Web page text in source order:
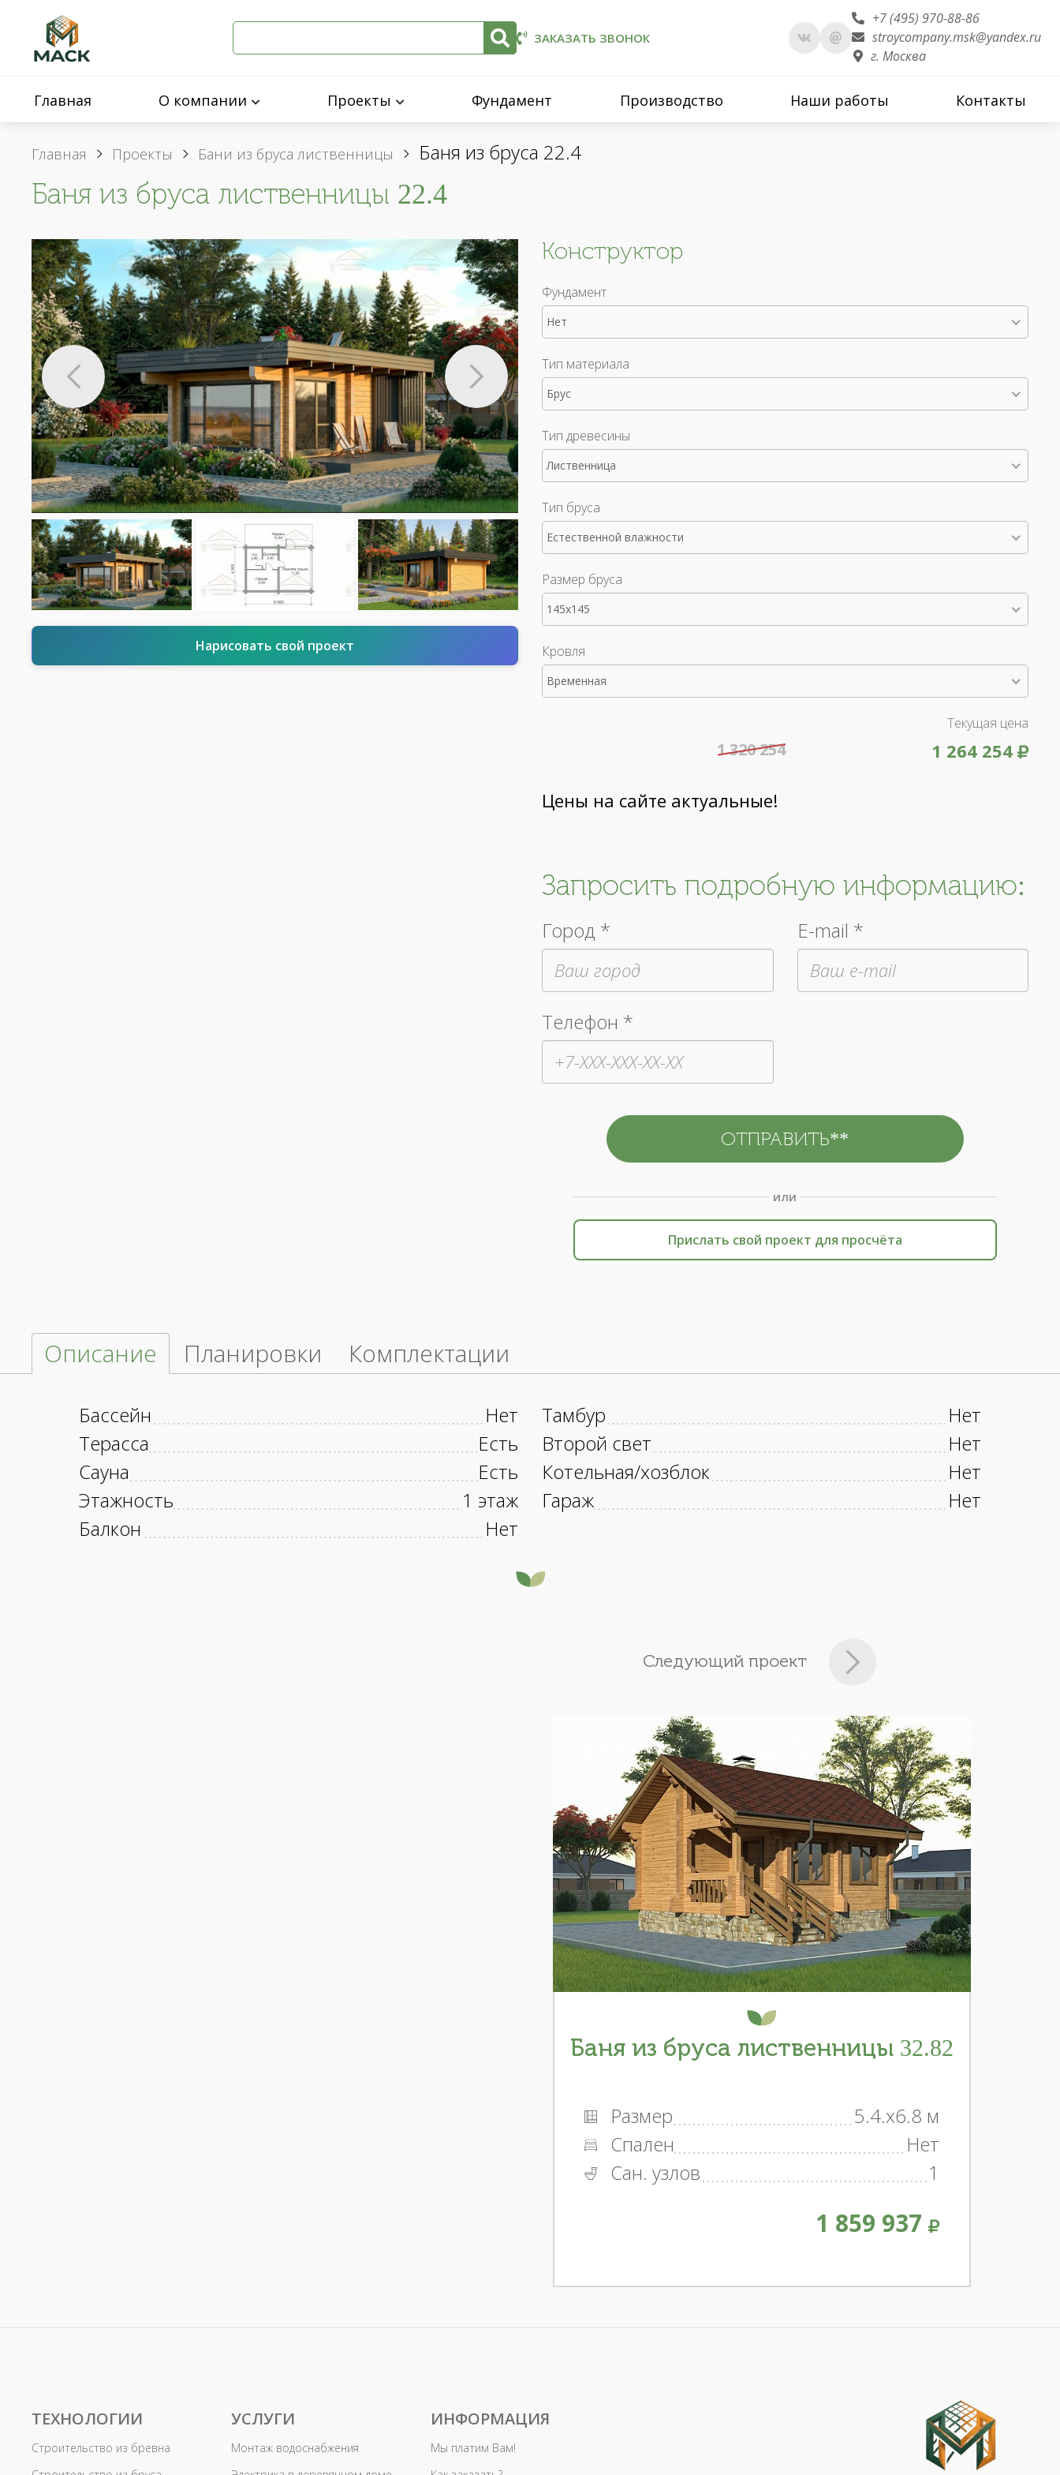
ЗАКАЗАТЬ ЗВОНОК
+7 (495) 970-88-86
stroycompany.msk@yandex.ru
г. Москва
Главная О компании Проекты Фундамент Производство Наши работы Контакты
Главная Проекты Бани из бруса лиственницы Баня из бруса 22.4
Баня из бруса лиственницы 22.4
Нарисовать свой проект
Конструктор
Фундамент
Нет
Тип материала
Брус
Тип древесины
Лиственница
Тип бруса
Естественной влажности
Размер бруса
145x145
Кровля
Временная
Текущая цена
1 264 254
1 320 254
Цены на сайте актуальные!
Запросить подробную информацию:
Город * E-mail *
Телефон *
или
Прислать свой проект для просчёта
Описание Планировки Комплектации
Бассейн
Нет
Терасса
Есть
Сауна
Есть
Этажность
1 этаж
Балкон
Нет
Тамбур
Нет
Второй свет
Нет
Котельная/хозблок
Нет
Гараж
Нет
Следующий проект
Баня из бруса лиственницы 32.82
Размер
5.4.x6.8 м
Спален
Нет
Сан. узлов
1
1 859 937
ТЕХНОЛОГИИ
Строительство из бревна
УСЛУГИ
Монтаж водоснабжения
ИНФОРМАЦИЯ
Мы платим Вам!